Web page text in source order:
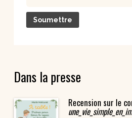
Dans la presse
Recension sur le